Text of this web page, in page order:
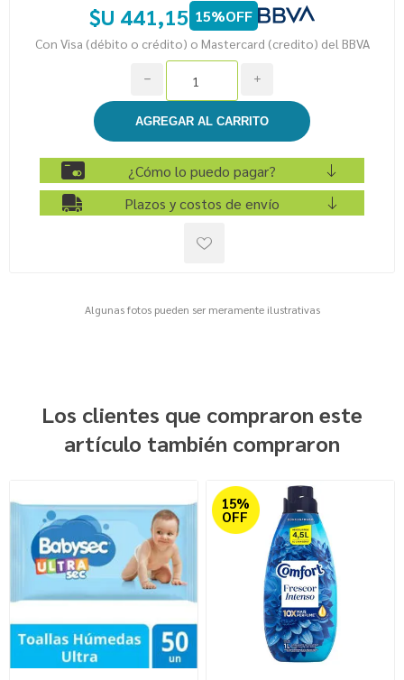
$U 441,15 15%OFF
Con Visa (débito o crédito) o Mastercard (credito) del BBVA
i
h
¿Cómo lo puedo pagar?
Plazos y costos de envío
Algunas fotos pueden ser meramente ilustrativas
Los clientes que compraron este
artículo también compraron
15%
OFF